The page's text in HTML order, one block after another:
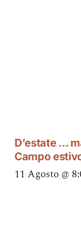
D’estate …
Campo
11 Agosto @